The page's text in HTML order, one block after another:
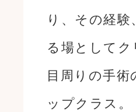
り、その経
る場としてク
目周りの手
ップクラス